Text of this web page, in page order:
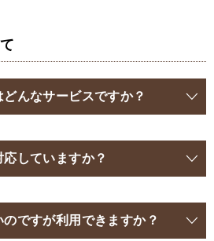
どんなサービスですか？
していますか？
ですが利用できますか？